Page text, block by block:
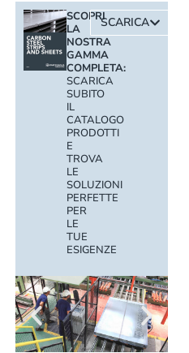
SCOPRI
LA
NOSTRA
GAMMA
COMPLETA:
SCARICA
SUBITO
IL
CATALOGO
PRODOTTI
E
TROVA
LE
SOLUZIONI
PERFETTE
PER
LE
TUE
ESIGENZE
SCARICA